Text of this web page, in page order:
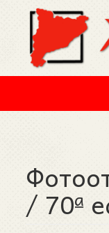
Перейти к
/ 70ª